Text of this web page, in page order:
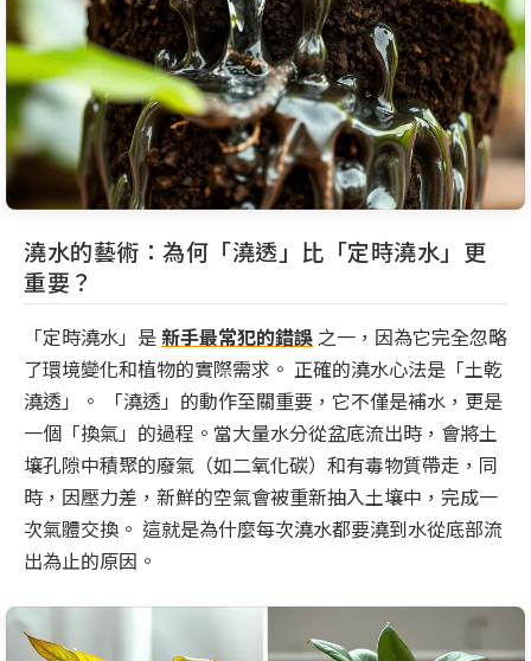
澆水的藝術：為何「澆透」比「定時澆水」更
重要？
「定時澆水」是 新手最常犯的錯誤 之一，因為它完全忽略
了環境變化和植物的實際需求。 正確的澆水心法是「土乾
澆透」。 「澆透」的動作至關重要，它不僅是補水，更是
一個「換氣」的過程。當大量水分從盆底流出時，會將土
壤孔隙中積聚的廢氣（如二氧化碳）和有毒物質帶走，同
時，因壓力差，新鮮的空氣會被重新抽入土壤中，完成一
次氣體交換。 這就是為什麼每次澆水都要澆到水從底部流
出為止的原因。